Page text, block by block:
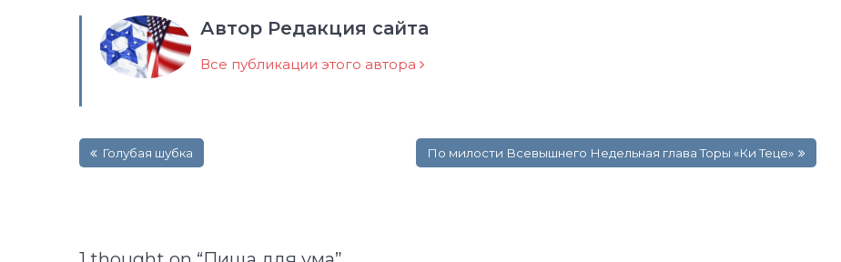
Автор Редакция сайта
Все публикации этого автора
по Голубая шубка По милости Всевышнего Недельная глава Торы «Ки Теце»